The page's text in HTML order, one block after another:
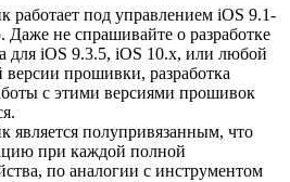
работает под управлением iOS 9.1-
Даже не спрашивайте о разработке
для iOS 9.3.5, iOS 10.x, или любой
версии прошивки, разработка
с этими версиями прошивок
является полупривязанным, что
при каждой полной
по аналогии с инструментом